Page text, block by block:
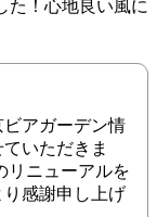
た！心地良い風に
ビアガーデン情
いただきま
リニューアルを
感謝申し上げ